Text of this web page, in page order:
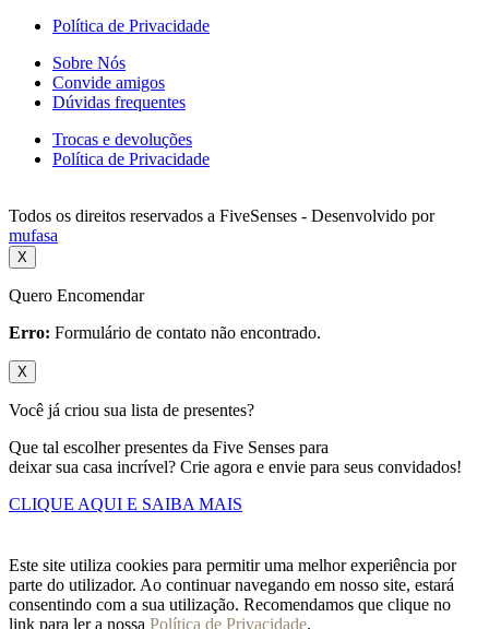
Política de Privacidade
Sobre Nós
Convide amigos
Dúvidas frequentes
Trocas e devoluções
Política de Privacidade
Todos os direitos reservados a FiveSenses - Desenvolvido por
mufasa
X
Quero Encomendar
Erro: Formulário de contato não encontrado.
X
Você já criou sua lista de presentes?
Que tal escolher presentes da Five Senses para
deixar sua casa incrível? Crie agora e envie para seus convidados!
CLIQUE AQUI E SAIBA MAIS
Este site utiliza cookies para permitir uma melhor experiência por
parte do utilizador. Ao continuar navegando em nosso site, estará
consentindo com a sua utilização. Recomendamos que clique no
link para ler a nossa Política de Privacidade.